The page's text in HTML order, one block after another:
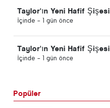
Taylor'ın Yeni Hafif Şişesi
İçinde - 1 gün önce
Taylor'ın Yeni Hafif Şişesi
İçinde - 1 gün önce
Popüler